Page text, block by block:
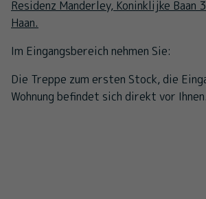
Residenz Manderley, Koninklijke Baan
Haan.
Im Eingangsbereich nehmen Sie:
Die Treppe zum ersten Stock, die
Wohnung befindet sich direkt vor Ihnen.